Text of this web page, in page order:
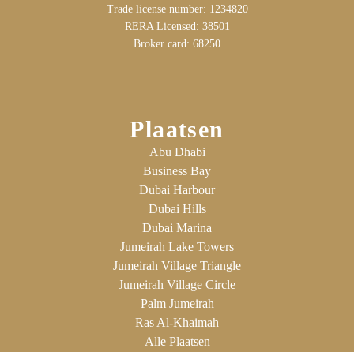
Trade license number: 1234820
RERA Licensed: 38501
Broker card: 68250
Plaatsen
Abu Dhabi
Business Bay
Dubai Harbour
Dubai Hills
Dubai Marina
Jumeirah Lake Towers
Jumeirah Village Triangle
Jumeirah Village Circle
Palm Jumeirah
Ras Al-Khaimah
Alle Plaatsen